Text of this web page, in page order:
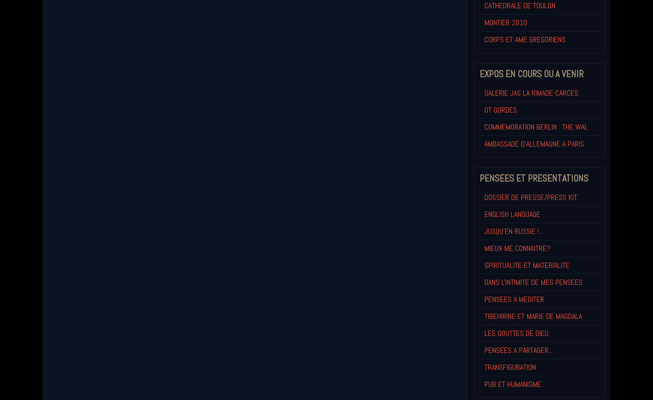
CATHEDRALE DE TOULON
MONTIER 2010
CORPS ET AME GREGORIENS
EXPOS EN COURS OU A VENIR
GALERIE JAS LA RIMADE-CARCES
OT GORDES
COMMEMORATION BERLIN : THE WAL
AMBASSADE D'ALLEMAGNE A PARIS
PENSEES ET PRESENTATIONS
DOSSIER DE PRESSE/PRESS KIT
ENGLISH LANGUAGE
JUSQU'EN RUSSIE !...
MIEUX ME CONNAITRE?
SPIRITUALITE ET MATERIALITE
DANS L'INTIMITE DE MES PENSEES
PENSEES A MEDITER
TIBEHIRINE ET MARIE DE MAGDALA
LES GOUTTES DE DIEU
PENSEES A PARTAGER...
TRANSFIGURATION
PUB ET HUMANISME...